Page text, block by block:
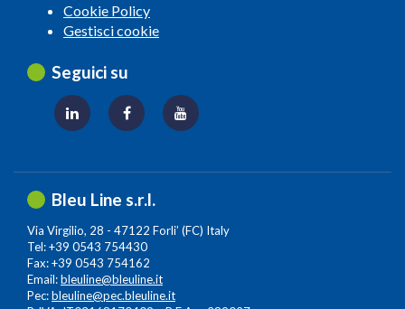
Cookie Policy
Gestisci cookie
Seguici su
Bleu Line s.r.l.
Via Virgilio, 28 - 47122 Forli’ (FC) Italy
Tel: +39 0543 754430
Fax: +39 0543 754162
Email:bleuline@bleuline.it
Pec:bleuline@pec.bleuline.it